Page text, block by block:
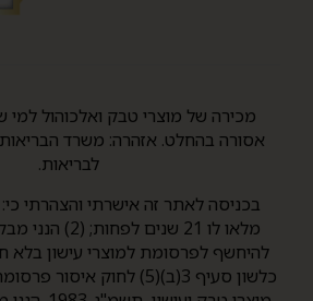
אסורה בהחלט. אזהרה: משרד הבריאות
לבריאות.
מלאו לו 21 שנים
כלשון סעיף 3(ב)(5) לחוק